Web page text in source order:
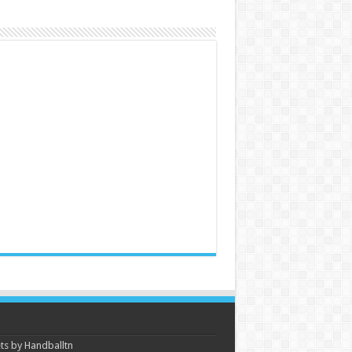
by Handballtn